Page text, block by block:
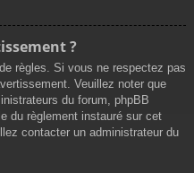
?
règles. Si vous ne respectez pas
Veuillez noter que
du forum, phpBB
du règlement instauré sur cet
contacter un administrateur du